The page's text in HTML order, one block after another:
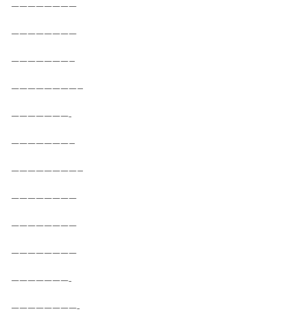
————————
————————
———————–
————————–
———————-
———————–
————————–
————————
————————
————————
———————-
————————-